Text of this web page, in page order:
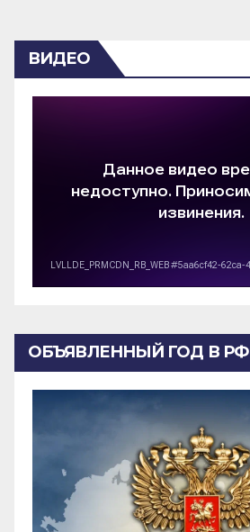
ВИДЕО
ОБЪЯВЛЕННЫЙ ГОД В РФ